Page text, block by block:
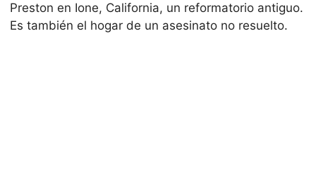
Preston en Ione, California, un reformatorio antiguo.
Es también el hogar de un asesinato no resuelto.